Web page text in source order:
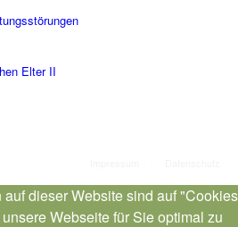
Elter II
dieser Website sind auf "Cookies
Webseite für Sie optimal zu